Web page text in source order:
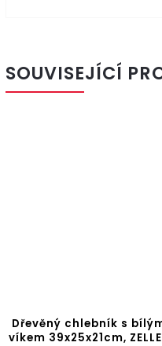
SOUVISEJÍCÍ
Dřevěný chlebník s
víkem 39x25x21cm,